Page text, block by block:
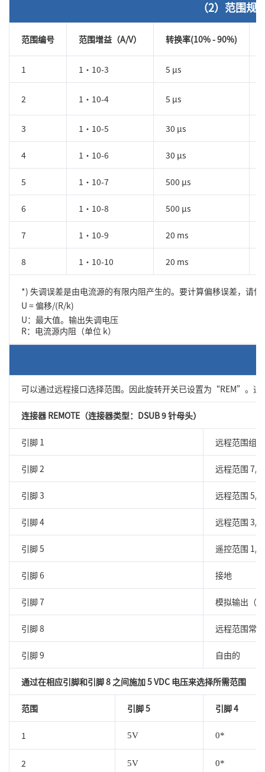
（2）范围规
范围编号 范围增益（A/V） 转换率(10% - 90%)
1 1·10-3 5 µs
2 1·10-4 5 µs
3 1·10-5 30 µs
4 1·10-6 30 µs
5 1·10-7 500 µs
6 1·10-8 500 µs
7 1·10-9 20 ms
8 1·10-10 20 ms
*) 失调误差是由电流源的有限内阻产生的。要计算偏移误差，请
U = 偏移/(R/k)
U：最大值。输出失调电压
R：电流源内阻（单位 k）
可以通过远程接口选择范围。因此旋转开关已设置为“REM”。
连接器 REMOTE（连接器类型：DSUB 9 针母头）
引脚 1 远程范围组
引脚 2 远程范围 7/8
引脚 3 远程范围 5/6
引脚 4 远程范围 3/4
引脚 5 遥控范围 1/2
引脚 6 接地
引脚 7 模拟输出（
引脚 8 远程范围常见
引脚 9 自由的
通过在相应引脚和引脚 8 之间施加 5 VDC 电压来选择所需范围
范围 引脚 5 引脚 4
1 5V 0*
2 5V 0*